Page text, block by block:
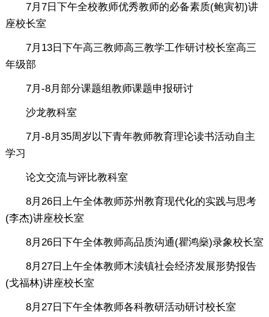
7月7日下午全校教师优秀教师的必备素质(鲍寅初)讲
座校长室
7月13日下午高三教师高三教学工作研讨校长室高三
年级部
7月-8月部分课题组教师课题申报研讨
沙龙教科室
7月-8月35周岁以下青年教师教育理论读书活动自主
学习
论文交流与评比教科室
8月26日上午全体教师苏州教育现代化的实践与思考
(李杰)讲座校长室
8月26日下午全体教师高品质沟通(瞿鸿燊)录象校长室
8月27日上午全体教师木渎镇社会经济发展形势报告
(戈福林)讲座校长室
8月27日下午全体教师各科教研活动研讨校长室